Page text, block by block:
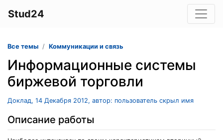
Stud24
Все темы Коммуникации и связь
Информационные системы
биржевой торговли
Доклад, 14 Декабря 2012, автор: пользователь скрыл имя
Описание работы